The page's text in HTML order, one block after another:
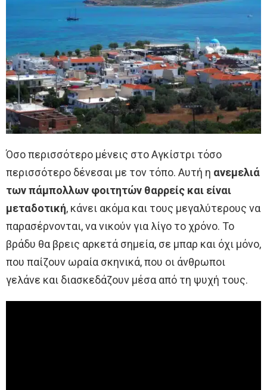
Όσο περισσότερο μένεις στο Αγκίστρι τόσο
περισσότερο δένεσαι με τον τόπο. Αυτή η ανεμελιά
των πάμπολλων φοιτητών θαρρείς και είναι
μεταδοτική, κάνει ακόμα και τους μεγαλύτερους να
παρασέρνονται, να νικούν για λίγο το χρόνο. Το
βράδυ θα βρεις αρκετά σημεία, σε μπαρ και όχι μόνο,
που παίζουν ωραία σκηνικά, που οι άνθρωποι
γελάνε και διασκεδάζουν μέσα από τη ψυχή τους.